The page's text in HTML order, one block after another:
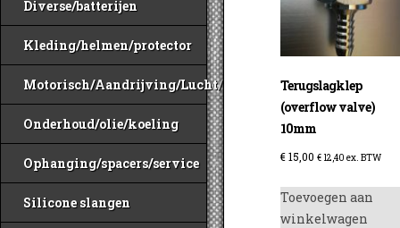
Diverse/batterijen
Kleding/helmen/protector
Motorisch/Aandrijving/Lucht/Benzine
Onderhoud/olie/koeling
Ophanging/spacers/service
Silicone slangen
Terugslagklep
(overflow valve)
10mm
€15,00 € 12,40 ex. BTW
Toevoegen aan
winkelwagen